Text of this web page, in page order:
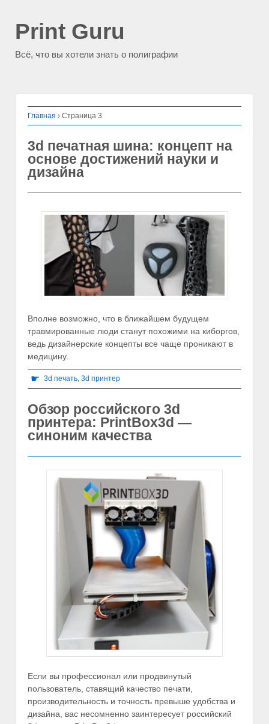
Print Guru
Всё, что вы хотели знать о полиграфии
Главная › Страница 3
3d печатная шина: концепт на
основе достижений науки и
дизайна
Вполне возможно, что в ближайшем будущем
травмированные люди станут похожими на киборгов,
ведь дизайнерские концепты все чаще проникают в
медицину.
☛ 3d печать, 3d принтер
Обзор российского 3d
принтера: PrintBox3d —
синоним качества
Если вы профессионал или продвинутый
пользователь, ставящий качество печати,
производительность и точность превыше удобства и
дизайна, вас несомненно заинтересует российский